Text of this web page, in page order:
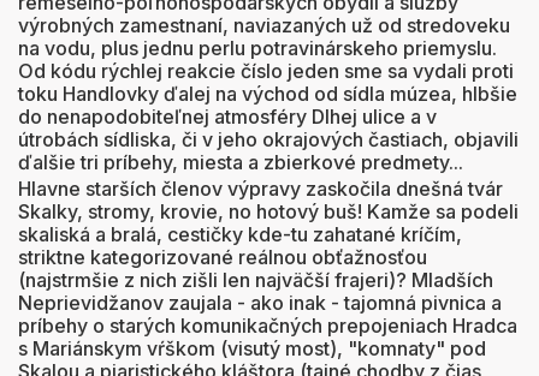
výrobných zamestnaní, naviazaných už od stredoveku
na vodu, plus jednu perlu potravinárskeho priemyslu.
Od kódu rýchlej reakcie číslo jeden sme sa vydali proti
toku Handlovky ďalej na východ od sídla múzea, hlbšie
do nenapodobiteľnej atmosféry Dlhej ulice a v
útrobách sídliska, či v jeho okrajových častiach, objavili
ďalšie tri príbehy, miesta a zbierkové predmety...
Hlavne starších členov výpravy zaskočila dnešná tvár
Skalky, stromy, krovie, no hotový buš! Kamže sa podeli
skaliská a bralá, cestičky kde-tu zahatané kríčím,
striktne kategorizované reálnou obťažnosťou
(najstrmšie z nich zišli len najväčší frajeri)? Mladších
Neprievidžanov zaujala - ako inak - tajomná pivnica a
príbehy o starých komunikačných prepojeniach Hradca
s Mariánskym vŕškom (visutý most), "komnaty" pod
Skalou a piaristického kláštora (tajné chodby z čias